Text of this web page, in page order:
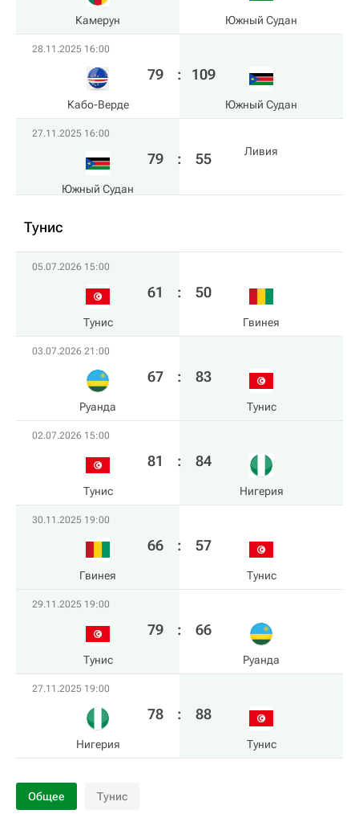
Камерун Южный Судан
28.11.2025 16:00
Кабо-Верде
79 : 109
Южный Судан
27.11.2025 16:00
Южный Судан
79 : 55 Ливия
Тунис
05.07.2026 15:00
Тунис
61 : 50
Гвинея
03.07.2026 21:00
Руанда
67 : 83
Тунис
02.07.2026 15:00
Тунис
81 : 84
Нигерия
30.11.2025 19:00
Гвинея
66 : 57
Тунис
29.11.2025 19:00
Тунис
79 : 66
Руанда
27.11.2025 19:00
Нигерия
78 : 88
Тунис
Общее Тунис